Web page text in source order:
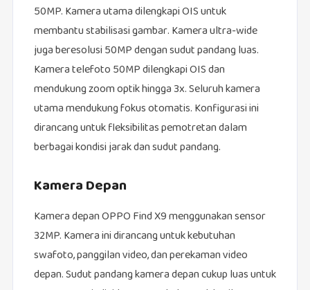
50MP. Kamera utama dilengkapi OIS untuk
membantu stabilisasi gambar. Kamera ultra-wide
juga beresolusi 50MP dengan sudut pandang luas.
Kamera telefoto 50MP dilengkapi OIS dan
mendukung zoom optik hingga 3x. Seluruh kamera
utama mendukung fokus otomatis. Konfigurasi ini
dirancang untuk fleksibilitas pemotretan dalam
berbagai kondisi jarak dan sudut pandang.
Kamera Depan
Kamera depan OPPO Find X9 menggunakan sensor
32MP. Kamera ini dirancang untuk kebutuhan
swafoto, panggilan video, dan perekaman video
depan. Sudut pandang kamera depan cukup luas untuk